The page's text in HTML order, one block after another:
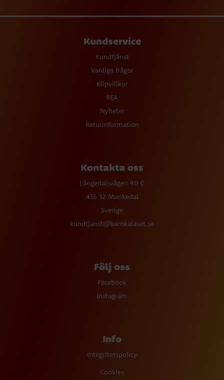
Kundservice
Kundtjänst
Vanliga frågor
Köpvillkor
REA
Nyheter
Returinformation
Kontakta oss
Långedalsvägen 40 C
455 32 Munkedal
Sverige
kundtjanst@barnkalaset.se
Följ oss
Facebook
Instagram
Info
Integritetspolicy
Cookies